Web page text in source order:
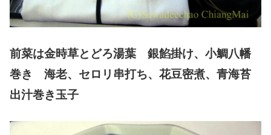
前菜は金時草とどろ湯葉 銀餡掛け、小鯛八幡
巻き 海老、セロリ串打ち、花豆密煮、青海苔
出汁巻き玉子